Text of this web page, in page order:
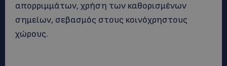
απορριμμάτων, χρήση των καθορισμένων
σημείων, σεβασμός στους κοινόχρηστους
χώρους.